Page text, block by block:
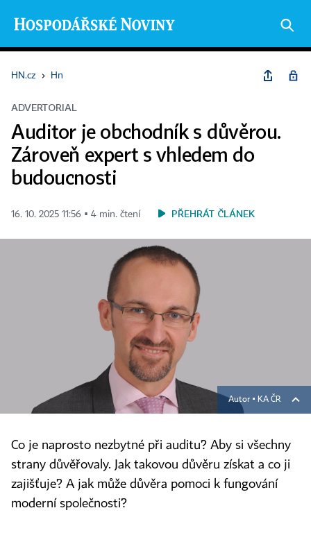
HN.cz › Hn
ADVERTORIAL
Auditor je obchodník s důvěrou.
Zároveň expert s vhledem do
budoucnosti
16. 10. 2025 11:56 ▪ 4 min. čtení PŘEHRÁT ČLÁNEK
Autor ▪ KA ČR
Co je naprosto nezbytné při auditu? Aby si všechny
strany důvěřovaly. Jak takovou důvěru získat a co ji
zajišťuje? A jak může důvěra pomoci k fungování
moderní společnosti?